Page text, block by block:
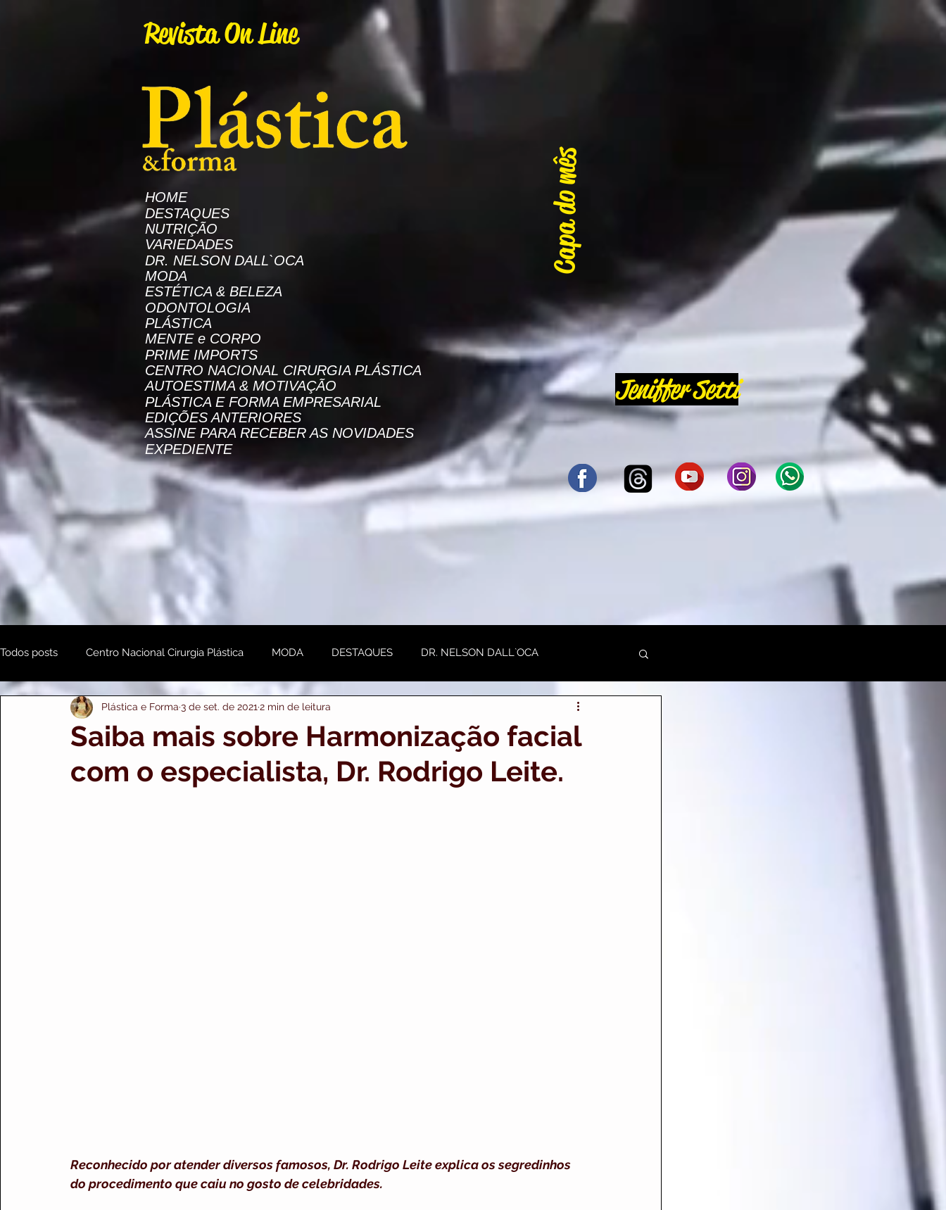
Revista On Line
HOME
DESTAQUES
NUTRIÇÃO
VARIEDADES
DR. NELSON DALL`OCA
MODA
ESTÉTICA & BELEZA
ODONTOLOGIA
PLÁSTICA
MENTE e CORPO
PRIME IMPORTS
CENTRO NACIONAL CIRURGIA PLÁSTICA
AUTOESTIMA & MOTIVAÇÃO
PLÁSTICA E FORMA EMPRESARIAL
EDIÇÕES ANTERIORES
ASSINE PARA RECEBER AS NOVIDADES
EXPEDIENTE
Jeniffer Setti
Capa do mês
Todos posts Centro Nacional Cirurgia Plástica MODA DESTAQUES DR. NELSON DALL`OCA
Estética & Beleza MENTE e CORPO Odonto NUTRIÇÃO
Plástica e Forma Empresarial PRIME IMPORTS Autoestima & Motivação
Saiba mais sobre Harmonização facial
com o especialista, Dr. Rodrigo Leite.
Plástica e Forma 3 de set. de 20212 min de leitura
Reconhecido por atender diversos famosos, Dr. Rodrigo Leite explica os segredinhos
do procedimento que caiu no gosto de celebridades.